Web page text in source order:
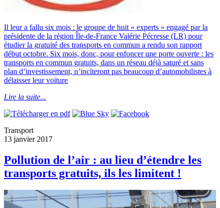
Il leur a fallu six mois : le groupe de huit « experts » engagé par la
présidente de la région Île-de-France Valérie Pécresse (LR) pour
étudier la gratuité des transports en commun a rendu son rapport
début octobre. Six mois, donc, pour enfoncer une porte ouverte : les
transports en commun gratuits, dans un réseau déjà saturé et sans
plan d’investissement, n’inciteront pas beaucoup d’automobilistes à
délaisser leur voiture
Lire la suite...
Transport
13 janvier 2017
Pollution de l’air : au lieu d’étendre les
transports gratuits, ils les limitent !